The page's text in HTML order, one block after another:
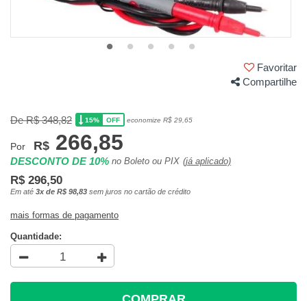
Favoritar
Compartilhe
De R$ 348,82 15% OFF economize R$ 29,65
Por R$ 266,85
DESCONTO DE 10% no Boleto ou PIX (já aplicado)
R$ 296,50
Em até 3x de R$ 98,83 sem juros no cartão de crédito
mais formas de pagamento
Quantidade: